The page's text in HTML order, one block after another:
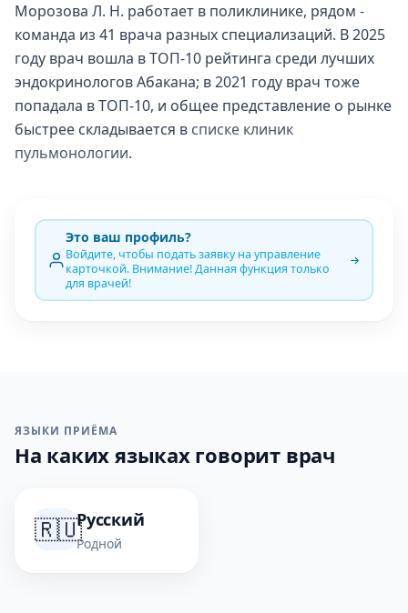
Морозова Л. Н. работает в поликлинике, рядом -
команда из 41 врача разных специализаций. В 2025
году врач вошла в ТОП-10 рейтинга среди лучших
эндокринологов Абакана; в 2021 году врач тоже
попадала в ТОП-10, и общее представление о рынке
быстрее складывается в списке клиник
пульмонологии.
Это ваш профиль?
Войдите, чтобы подать заявку на управление
карточкой. Внимание! Данная функция только
для врачей!
ЯЗЫКИ ПРИЁМА
На каких языках говорит врач
🇷🇺Русский
Родной